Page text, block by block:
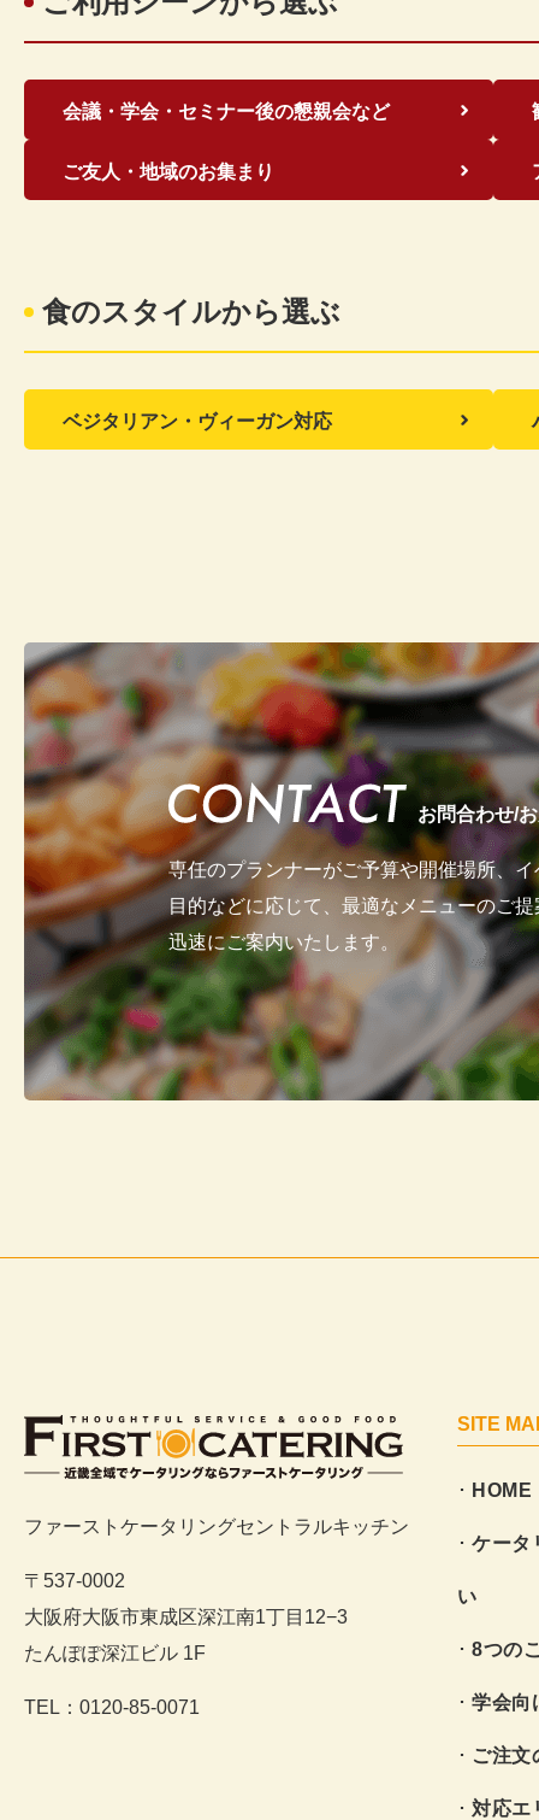
会議・学会・セミナー後の懇親会など
ご友人・地域のお集まり
食のスタイルから選ぶ
ベジタリアン・ヴィーガン対応
お問合わせ/
専任のプランナーがご予算や開催場所、イ
目的などに応じて、 最適なメニューのご
迅速にご案内いたします。
リング
ファーストケータリングセントラルキッチン
〒537-0002
大阪府大阪市東成区深江南1丁目12−3
たんぽぽ深江ビル 1F
TEL：0120-85-0071
SITE
HOME
ケータ
い
8つの
学会向
ご注文
対応エ